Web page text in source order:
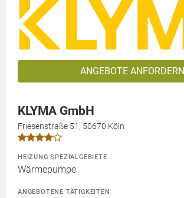
ANGEBOTE ANFORDERN
KLYMA GmbH
Friesenstraße 51, 50670 Köln
HEIZUNG SPEZIALGEBIETE
Wärmepumpe
ANGEBOTENE TÄTIGKEITEN